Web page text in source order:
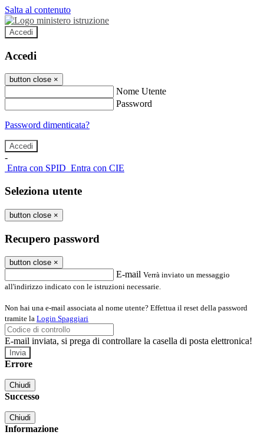
Salta al contenuto
Accedi
Accedi
button close ×
Nome Utente
Password
Password dimenticata?
-
Entra con SPID Entra con CIE
Seleziona utente
button close ×
Recupero password
button close ×
E-mail Verrà inviato un messaggio
all'indirizzo indicato con le istruzioni necessarie.
Non hai una e-mail associata al nome utente? Effettua il reset della password
tramite la Login Spaggiari
E-mail inviata, si prega di controllare la casella di posta elettronica!
Errore
Chiudi
Successo
Chiudi
Informazione